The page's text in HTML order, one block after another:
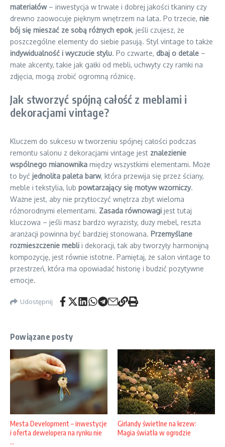
materiałów– inwestycja w trwałe i dobrej jakości tkaniny czy
drewno zaowocuje pięknym wnętrzem na lata. Po trzecie, nie
bój się mieszać ze sobą różnych epok, jeśli czujesz, że
poszczególne elementy do siebie pasują. Styl vintage to także
indywidualność i wyczucie stylu. Po czwarte, dbaj o detale –
małe akcenty, takie jak gałki od mebli, uchwyty czy ramki na
zdjęcia, mogą zrobić ogromną różnicę.
Jak stworzyć spójną całość z meblami i
dekoracjami vintage?
Kluczem do sukcesu w tworzeniu spójnej całości podczas
remontu salonu z dekoracjami vintage jest znalezienie
wspólnego mianownika między wszystkimi elementami. Może
to być jednolita paleta barw, która przewija się przez ściany,
meble i tekstylia, lub powtarzający się motyw wzorniczy.
Ważne jest, aby nie przytłoczyć wnętrza zbyt wieloma
różnorodnymi elementami. Zasada równowagi jest tutaj
kluczowa – jeśli masz bardzo wyrazisty, duży mebel, reszta
aranżacji powinna być bardziej stonowana. Przemyślane
rozmieszczenie mebli i dekoracji, tak aby tworzyły harmonijną
kompozycję, jest równie istotne. Pamiętaj, że salon vintage to
przestrzeń, która ma opowiadać historię i budzić pozytywne
emocje.
Udostępnij
Powiązane posty
Mesta Development – inwestycje
i oferta dewelopera na rynku nie
...
Girlandy świetlne na krzew:
Magia światła w ogrodzie